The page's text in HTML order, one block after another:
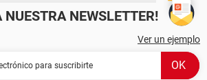
NUESTRA NEWSLETTER!
Ver un ejemplo